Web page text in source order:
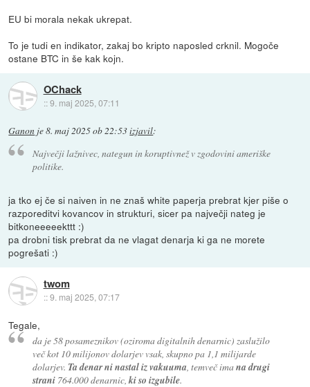
EU bi morala nekak ukrepat.
To je tudi en indikator, zakaj bo kripto naposled crknil. Mogoče
ostane BTC in še kak kojn.
OChack
::9. maj 2025, 07:11
Ganon je8. maj 2025 ob 22:53izjavil:
Največji lažnivec, nategun in koruptivnež v zgodovini ameriške
politike.
ja tko ej če si naiven in ne znaš white paperja prebrat kjer piše o
razporeditvi kovancov in strukturi, sicer pa največji nateg je
bitkoneeeeekttt :)
pa drobni tisk prebrat da ne vlagat denarja ki ga ne morete
pogrešati :)
twom
::9. maj 2025, 07:17
Tegale,
da je 58 posameznikov (oziroma digitalnih denarnic) zaslužilo
več kot 10 milijonov dolarjev vsak, skupno pa 1,1 milijarde
dolarjev. Ta denar ni nastal iz vakuuma, temveč imana drugi
strani764.000 denarnic,ki so izgubile.